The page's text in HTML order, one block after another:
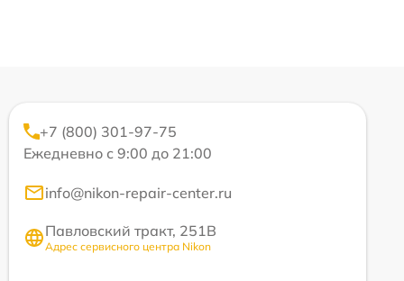
+7 (800) 301-97-75
Ежедневно с 9:00 до 21:00
info@nikon-repair-center.ru
Павловский тракт, 251В
Адрес сервисного центра Nikon